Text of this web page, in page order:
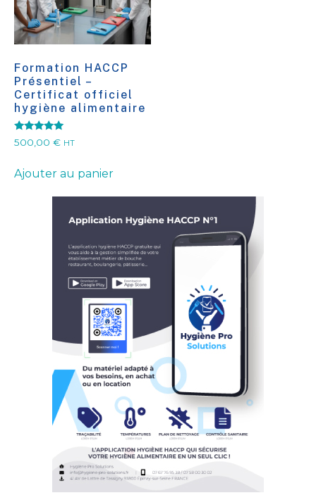
Formation HACCP
Présentiel –
Certificat officiel
hygiène alimentaire
Note
5.00
500,00 € HT
Ajouter au panier